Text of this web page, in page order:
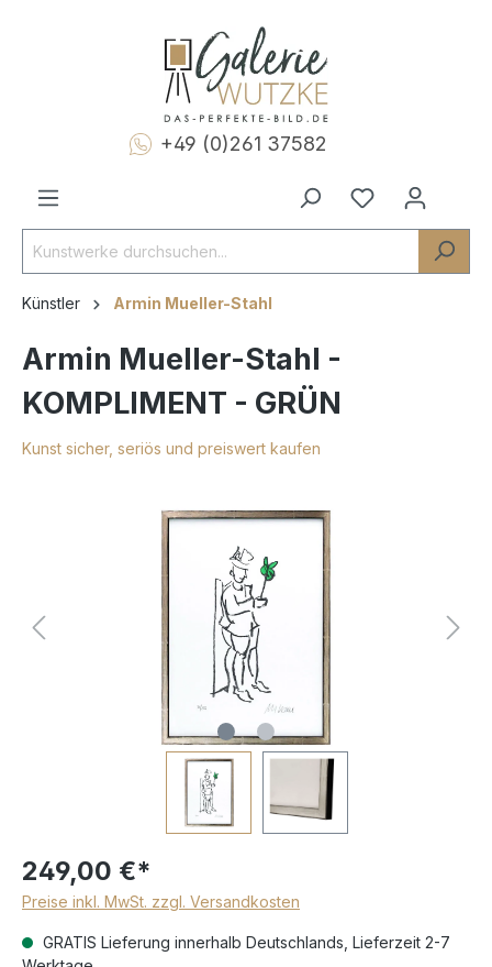
+49 (0)261 37582
Künstler Armin Mueller-Stahl
Armin Mueller-Stahl -
KOMPLIMENT - GRÜN
Kunst sicher, seriös und preiswert kaufen
249,00 €*
Preise inkl. MwSt. zzgl. Versandkosten
GRATIS Lieferung innerhalb Deutschlands, Lieferzeit 2-7